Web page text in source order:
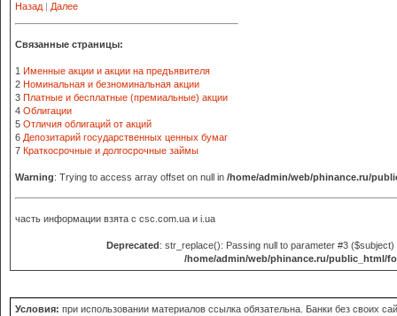
Назад | Далее
Связанные страницы:
1 Именные акции и акции на предъявителя
2 Номинальная и безноминальная акции
3 Платные и бесплатные (премиальные) акции
4 Облигации
5 Отличия облигаций от акций
6 Депозитарий государственных ценных бумаг
7 Краткосрочные и долгосрочные займы
Warning: Trying to access array offset on null in /home/admin/web/phinance.ru/
часть информации взята с csc.com.ua и i.ua
Deprecated: str_replace(): Passing null to parameter #3
/home/admin/web/phinance.ru/public_html/
Условия: при использовании материалов ссылка обязательна. Банки без своих